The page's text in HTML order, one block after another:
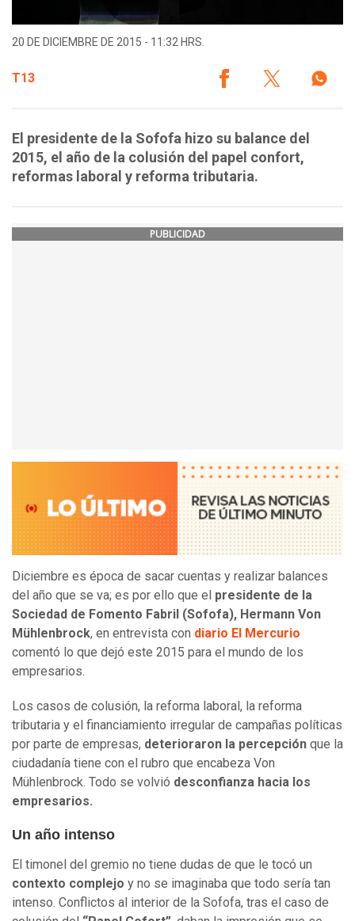
20 DE DICIEMBRE DE 2015 - 11:32 HRS.
T13
El presidente de la Sofofa hizo su balance del
2015, el año de la colusión del papel confort,
reformas laboral y reforma tributaria.
PUBLICIDAD
Diciembre es época de sacar cuentas y realizar balances
del año que se va; es por ello que el presidente de la
Sociedad de Fomento Fabril (Sofofa), Hermann Von
Mühlenbrock, en entrevista con diario El Mercurio
comentó lo que dejó este 2015 para el mundo de los
empresarios.
Los casos de colusión, la reforma laboral, la reforma
tributaria y el financiamiento irregular de campañas políticas
por parte de empresas, deterioraron la percepción que la
ciudadanía tiene con el rubro que encabeza Von
Mühlenbrock. Todo se volvió desconfianza hacia los
empresarios.
Un año intenso
El timonel del gremio no tiene dudas de que le tocó un
contexto complejo y no se imaginaba que todo sería tan
intenso. Conflictos al interior de la Sofofa, tras el caso de